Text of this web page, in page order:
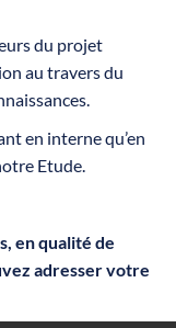
du projet
au travers du
en interne qu’en
Etude.
en qualité de
adresser votre